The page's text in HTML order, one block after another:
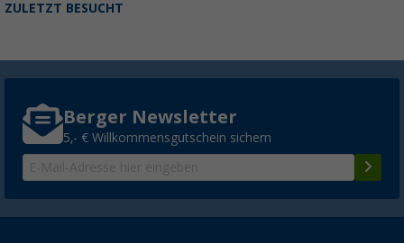
ZULETZT BESUCHT
Berger Newsletter
5,- € Willkommensgutschein sichern